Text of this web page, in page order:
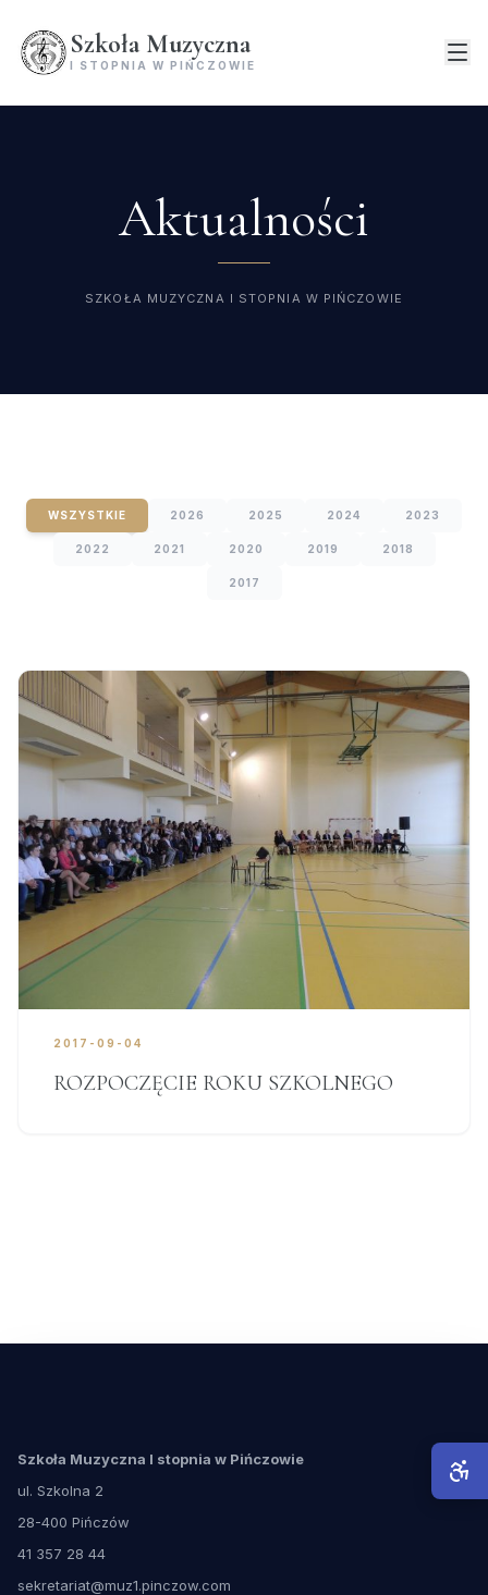
Szkoła Muzyczna
I STOPNIA W PIŃCZOWIE
Aktualności
SZKOŁA MUZYCZNA I STOPNIA W PIŃCZOWIE
WSZYSTKIE 2026 2025 2024 2023
2022 2021 2020 2019 2018
2017
2017-09-04
ROZPOCZĘCIE ROKU SZKOLNEGO
Szkoła Muzyczna I stopnia w Pińczowie
ul. Szkolna 2
28-400 Pińczów
41 357 28 44
sekretariat@muz1.pinczow.com